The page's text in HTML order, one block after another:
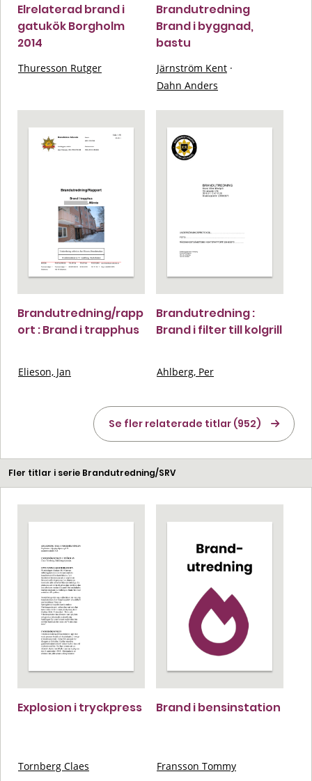
Elrelaterad brand i
gatukök Borgholm
2014
Thuresson Rutger
Brandutredning
Brand i byggnad,
bastu
Järnström Kent ·
Dahn Anders
Brandutredning/rapp
ort : Brand i trapphus
Elieson, Jan
Brandutredning :
Brand i filter till kolgrill
Ahlberg, Per
Se fler relaterade titlar (952)
Fler titlar i serie Brandutredning/SRV
Explosion i tryckpress
Tornberg Claes
Brand i bensinstation
Fransson Tommy